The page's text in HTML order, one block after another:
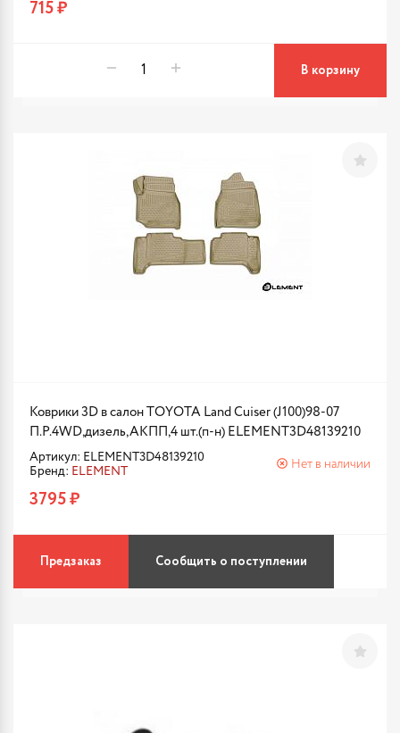
715 ₽
В корзину
Коврики 3D в салон TOYOTA Land Cuiser (J100)98-07
П.Р.4WD,дизель,АКПП,4 шт.(п-н) ELEMENT3D48139210
Артикул: ELEMENT3D48139210
Бренд: ELEMENT
Нет в наличии
3795 ₽
Предзаказ Сообщить о поступлении